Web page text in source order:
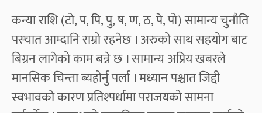
कन्या राशि (टो, प, पि, पु, ष, ण, ठ, पे, पो) सामान्य चुनौति
पस्चात आम्दानि राम्रो रहनेछ । अरुको साथ सहयोग बाट
बिग्रन लागेको काम बन्ने छ । सामान्य अप्रिय खबरले
मानसिक चिन्ता ब्यहोर्नु पर्ला । मध्यान पश्चात जिद्दी
स्वभावको कारण प्रतिश्पर्धामा पराजयको सामना